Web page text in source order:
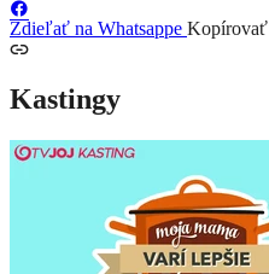
Zdieľať na Whatsappe Kopírovať
Kastingy